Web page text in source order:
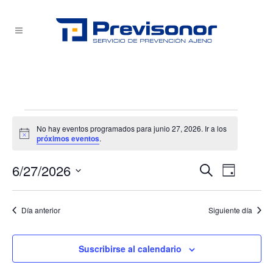
Eventos
en
junio
27,
2026
Aviso
No hay eventos programados para junio 27, 2026. Ir a los
próximos eventos.
DE
Y
Buscar
DE
VISTAS
DE
Día
6/27/2026
Selecciona
Día anterior Siguiente día
Suscribirse al calendario